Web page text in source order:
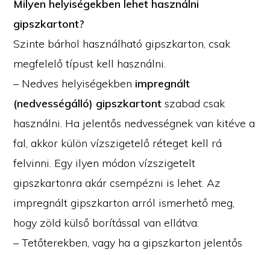
Milyen helyiségekben lehet használni
gipszkartont?
Szinte bárhol használható gipszkarton, csak
megfelelő típust kell használni.
– Nedves helyiségekben impregnált
(nedvességálló) gipszkartont szabad csak
használni. Ha jelentős nedvességnek van kitéve a
fal, akkor külön vízszigetelő réteget kell rá
felvinni. Egy ilyen módon vízszigetelt
gipszkartonra akár csempézni is lehet. Az
impregnált gipszkarton arról ismerhető meg,
hogy zöld külső borítással van ellátva.
– Tetőterekben, vagy ha a gipszkarton jelentős